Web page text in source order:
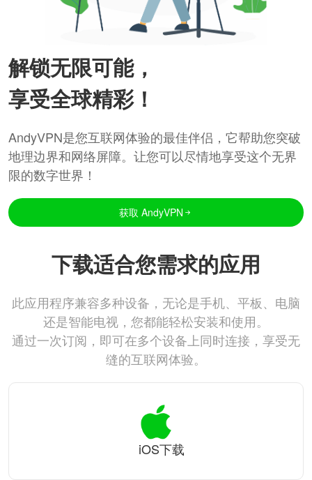
解锁无限可能，
享受全球精彩！
AndyVPN是您互联网体验的最佳伴侣，它帮助您突破
地理边界和网络屏障。让您可以尽情地享受这个无界
限的数字世界！
获取 AndyVPN
下载适合您需求的应用
此应用程序兼容多种设备，无论是手机、平板、电脑
还是智能电视，您都能轻松安装和使用。
通过一次订阅，即可在多个设备上同时连接，享受无
缝的互联网体验。
iOS下载